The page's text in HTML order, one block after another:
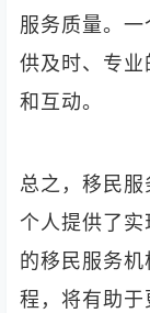
服务质量。
供及时、专
和互动。
总之，移民
个人提供了
的移民服务
程，将有助